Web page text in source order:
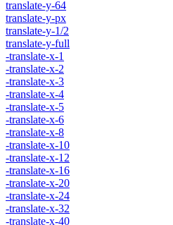
translate-y-64
translate-y-px
translate-y-1/2
translate-y-full
-translate-x-1
-translate-x-2
-translate-x-3
-translate-x-4
-translate-x-5
-translate-x-6
-translate-x-8
-translate-x-10
-translate-x-12
-translate-x-16
-translate-x-20
-translate-x-24
-translate-x-32
-translate-x-40